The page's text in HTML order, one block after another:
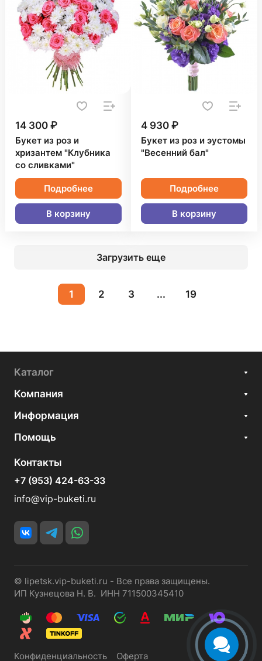
14 300 ₽
Букет из роз и
хризантем "Клубника
со сливками"
Подробнее
В корзину
4 930 ₽
Букет из роз и эустомы
"Весенний бал"
Подробнее
В корзину
Загрузить еще
1 2 3 ... 19
Каталог
Компания
Информация
Помощь
Контакты
+7 (953) 424-63-33
info@vip-buketi.ru
© lipetsk.vip-buketi.ru - Все права защищены.
ИП Кузнецова Н. В. ИНН 711500345410
Конфиденциальность Оферта